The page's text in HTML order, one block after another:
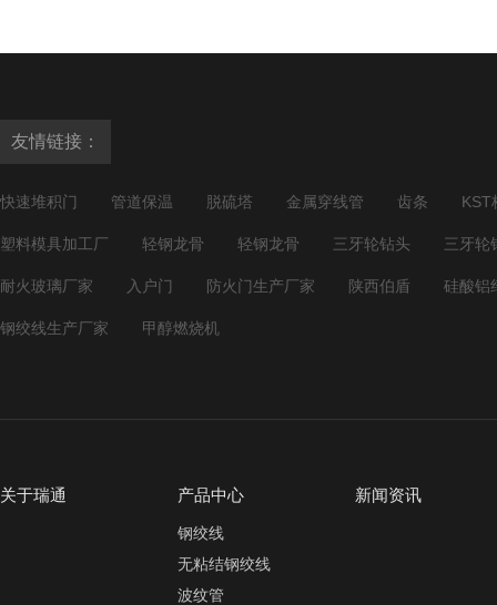
友情链接：
快速堆积门 管道保温 脱硫塔 金属穿线管 齿条 KST
塑料模具加工厂 轻钢龙骨 轻钢龙骨 三牙轮钻头 三牙轮
耐火玻璃厂家 入户门 防火门生产厂家 陕西伯盾 硅酸铝
钢绞线生产厂家 甲醇燃烧机
关于瑞通 产品中心
钢绞线
无粘结钢绞线
波纹管
新闻资讯